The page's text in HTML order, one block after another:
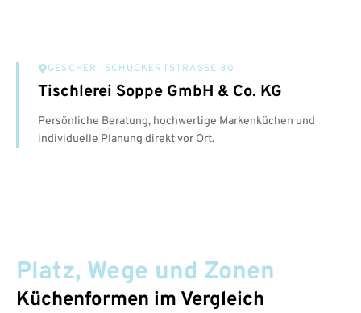
GESCHER · SCHUCKERTSTRASSE 30
Tischlerei Soppe GmbH & Co. KG
Persönliche Beratung, hochwertige Markenküchen und
individuelle Planung direkt vor Ort.
Platz, Wege und Zonen
Küchenformen im Vergleich